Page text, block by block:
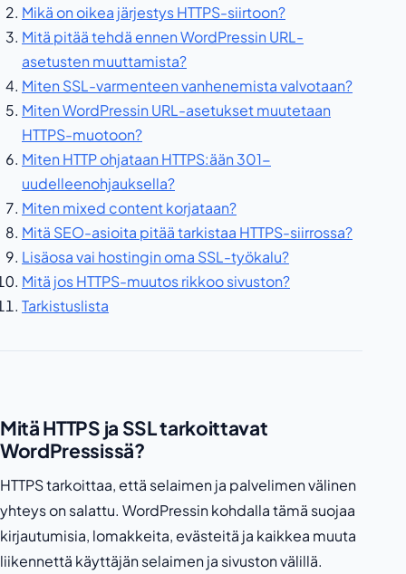
Mikä on oikea järjestys HTTPS-siirtoon?
Mitä pitää tehdä ennen WordPressin URL-
asetusten muuttamista?
Miten SSL-varmenteen vanhenemista valvotaan?
Miten WordPressin URL-asetukset muutetaan
HTTPS-muotoon?
Miten HTTP ohjataan HTTPS:ään 301-
uudelleenohjauksella?
Miten mixed content korjataan?
Mitä SEO-asioita pitää tarkistaa HTTPS-siirrossa?
Lisäosa vai hostingin oma SSL-työkalu?
Mitä jos HTTPS-muutos rikkoo sivuston?
Tarkistuslista
Mitä HTTPS ja SSL tarkoittavat
WordPressissä?
HTTPS tarkoittaa, että selaimen ja palvelimen välinen
yhteys on salattu. WordPressin kohdalla tämä suojaa
kirjautumisia, lomakkeita, evästeitä ja kaikkea muuta
liikennettä käyttäjän selaimen ja sivuston välillä.